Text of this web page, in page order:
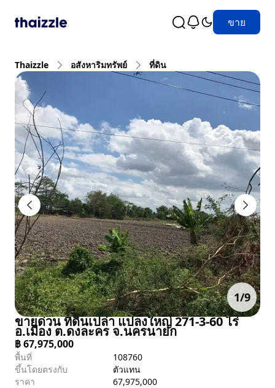
ขาย
Thaizzle อสังหาริมทรัพย์ ที่ดิน
1/9
ขายด่วน ที่ดินเปล่า แปลงใหญ่ 271-3-60 ไร่
อ.เมือง ต.ดงละคร จ.นครนายก
฿67,975,000
พื้นที่
108760
ขึ้นโดยตรงกับ
ตัวแทน
ราคา
67,975,000